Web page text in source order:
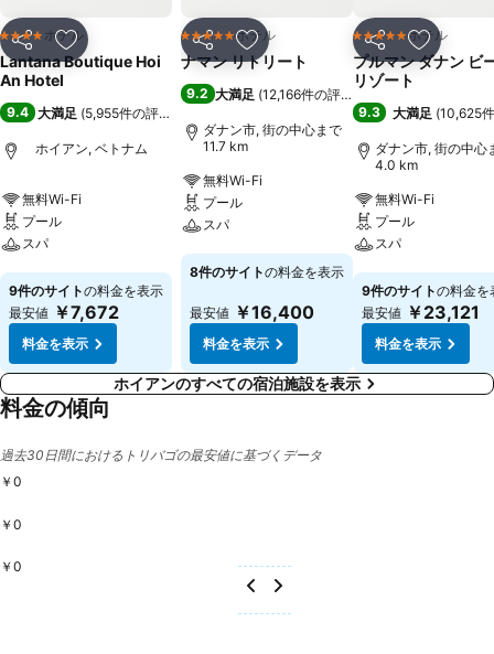
シェア お気に入りに追加
4 ホテルのランク
ホテル
Lantana Boutique Hoi
An Hotel
9.4 大満足 (5,955件の評価
ホイアン, ベトナム
無料Wi-Fi
プール
スパ
料金を表示
9件のサイトの料金を表示
最安値 ￥7,672
料金を表示
シェア お気に入りに追加
5 ホテルのランク
ホテル
ナマン リトリート
9.2 大満足 (12,166件の評価 )
ダナン市, 街の中心まで
11.7 km
無料Wi-Fi
プール
スパ
料金を表示
8件のサイトの料金を表示
最安値 ￥16,400
料金を表示
シェア お気に入
5 ホテルのランク
ホテル
プルマン ダナン ビ
リゾート
9.3 大満足 (10,625
ダナン市, 街の中心
4.0 km
無料Wi-Fi
プール
スパ
料金を表示
9件のサイトの料金を
最安値 ￥23,121
料金を表示
ホイアンのすべての宿泊施設を表示
料金の傾向
過去30日間におけるトリバゴの最安値に基づくデータ
￥0
￥0
￥0